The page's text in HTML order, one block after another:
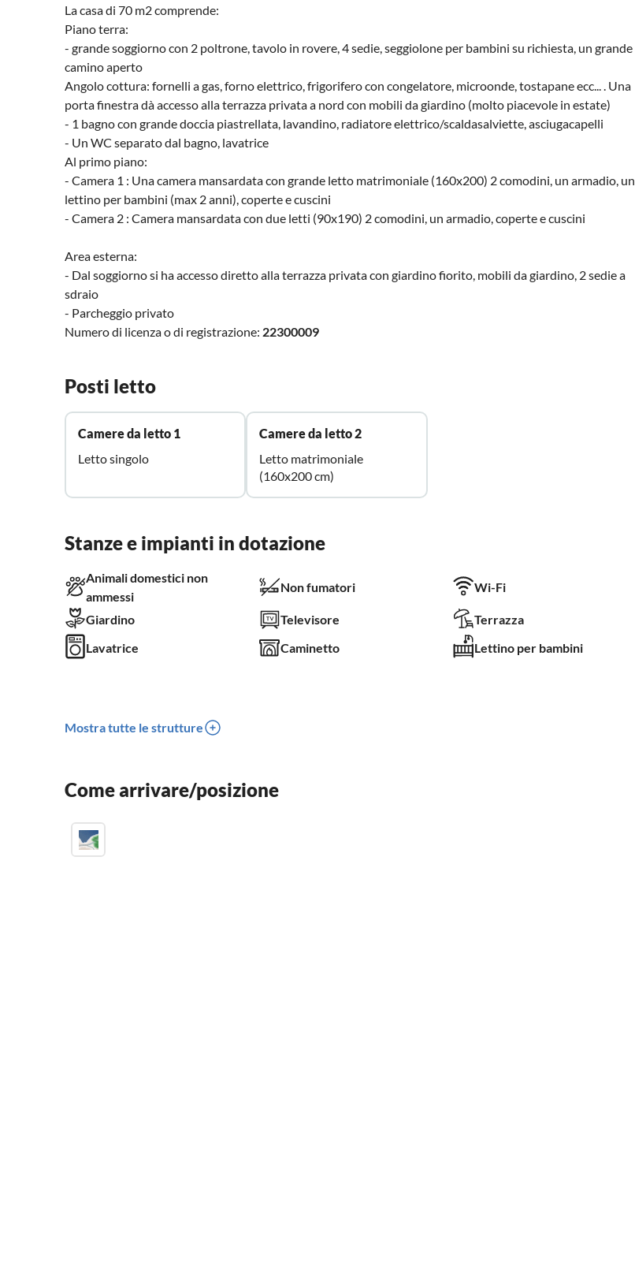
La casa di 70 m2 comprende:
Piano terra:
- grande soggiorno con 2 poltrone, tavolo in rovere, 4 sedie, seggiolone per bambini su richiesta, un grande
camino aperto
Angolo cottura: fornelli a gas, forno elettrico, frigorifero con congelatore, microonde, tostapane ecc... . Una
porta finestra dà accesso alla terrazza privata a nord con mobili da giardino (molto piacevole in estate)
- 1 bagno con grande doccia piastrellata, lavandino, radiatore elettrico/scaldasalviette, asciugacapelli
- Un WC separato dal bagno, lavatrice
Al primo piano:
- Camera 1 : Una camera mansardata con grande letto matrimoniale (160x200) 2 comodini, un armadio, un
lettino per bambini (max 2 anni), coperte e cuscini
- Camera 2 : Camera mansardata con due letti (90x190) 2 comodini, un armadio, coperte e cuscini
Area esterna:
- Dal soggiorno si ha accesso diretto alla terrazza privata con giardino fiorito, mobili da giardino, 2 sedie a
sdraio
- Parcheggio privato
Numero di licenza o di registrazione: 22300009
Posti letto
Camere da letto 1
Letto singolo
Camere da letto 2
Letto matrimoniale
(160x200 cm)
Stanze e impianti in dotazione
Animali domestici non
ammessi
Non fumatori Wi-Fi
Giardino Televisore
Terrazza
Lavatrice
Caminetto Lettino per bambini
Mostra tutte le strutture
Come arrivare/posizione